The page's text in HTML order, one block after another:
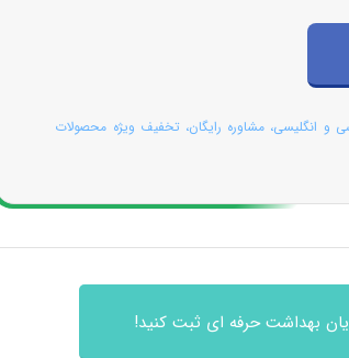
و انگلیسی، مشاوره رایگان، تخفیف ویژه محصولات
بهداشت حرفه ای ثبت کنید!